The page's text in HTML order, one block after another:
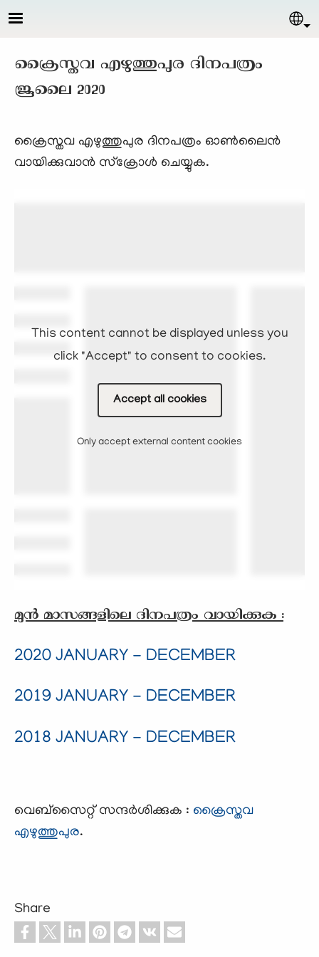
Skip to main content
ക്രൈസ്തവ എഴുത്തുപുര ദിനപത്രം
ജൂലൈ 2020
ക്രൈസ്തവ എഴുത്തുപുര ദിനപത്രം ഓണ്‍ലൈന്‍
വായിക്കുവാന്‍ സ്ക്രോള്‍ ചെയ്യുക.
This content cannot be displayed unless you
click "Accept" to consent to cookies.
Accept all cookies
Only accept external content cookies
മുന്‍ മാസങ്ങളിലെ ദിനപത്രം വായിക്കുക :
2020 JANUARY - DECEMBER
2019 JANUARY - DECEMBER
2018 JANUARY - DECEMBER
വെബ്സൈറ്റ് സന്ദര്‍ശിക്കുക : ക്രൈസ്തവ
എഴുത്തുപുര.
Share